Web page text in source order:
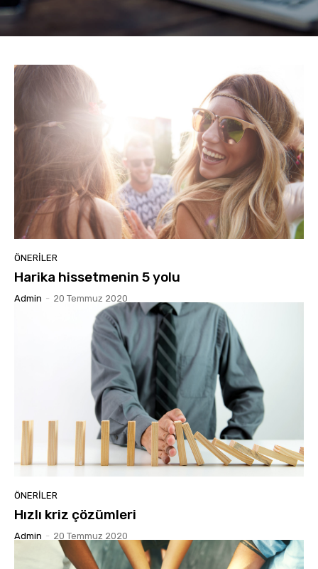
ÖNERILER
Harika hissetmenin 5 yolu
Admin - 20 Temmuz 2020
ÖNERILER
Hızlı kriz çözümleri
Admin - 20 Temmuz 2020